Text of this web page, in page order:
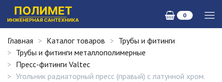
0
Главная Каталог товаров
Трубы и фитинги
Трубы и фитинги металлополимерные
Пресс-фитинги Valtec
Угольник радиаторный пресс (правый) с латунной хром.